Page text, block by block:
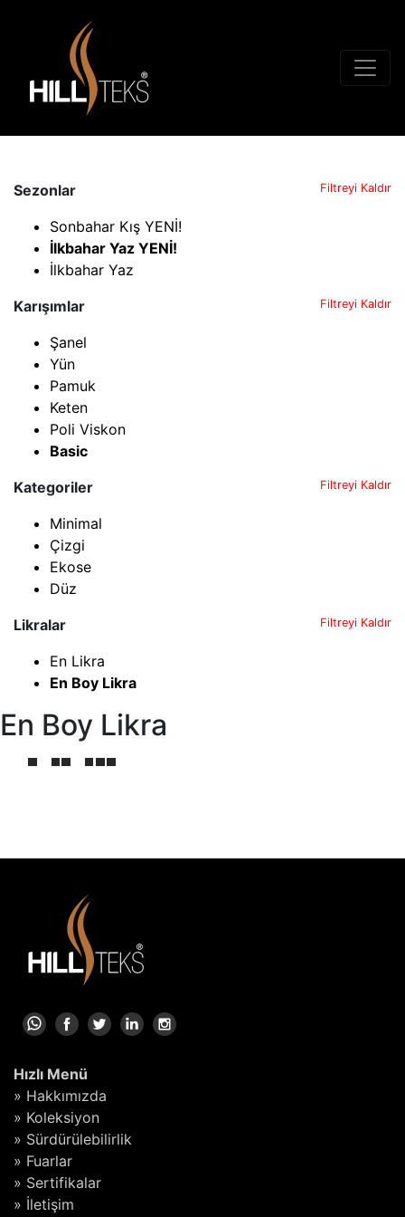
Sezonlar Filtreyi Kaldır
Sonbahar Kış YENİ!
İlkbahar Yaz YENİ!
İlkbahar Yaz
Karışımlar
Filtreyi Kaldır
Şanel
Yün
Pamuk
Keten
Poli Viskon
Basic
Kategoriler
Filtreyi Kaldır
Minimal
Çizgi
Ekose
Düz
Likralar
Filtreyi Kaldır
En Likra
En Boy Likra
En Boy Likra
Hızlı Menü
» Hakkımızda
» Koleksiyon
» Sürdürülebilirlik
» Fuarlar
» Sertifikalar
» İletişim